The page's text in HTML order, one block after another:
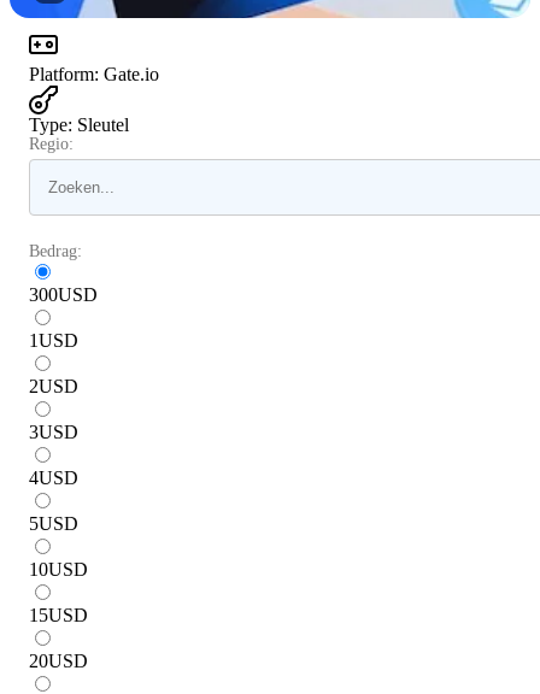
Platform: Gate.io
Type: Sleutel
Regio:
Bedrag:
300USD
1USD
2USD
3USD
4USD
5USD
10USD
15USD
20USD